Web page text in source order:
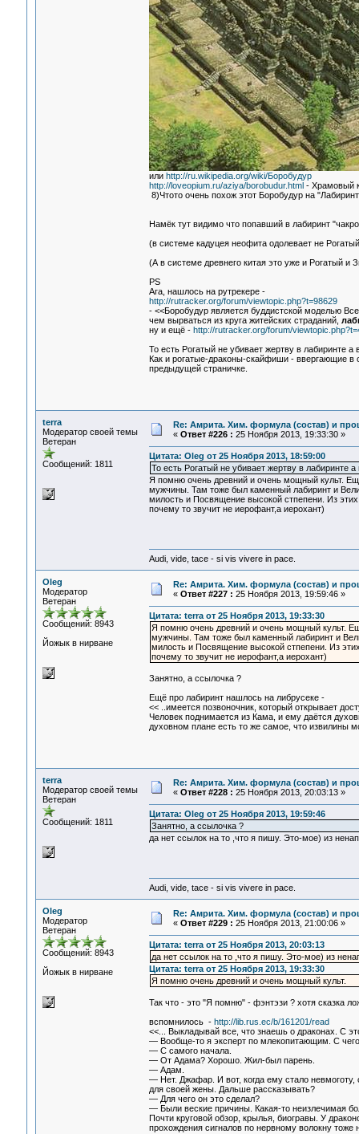
или http://ru.wikipedia.org/wiki/Боробудур
http://loveopium.ru/aziya/borobudur.html - Храмовый
8)Чтото очень похож этот Боробудур на
Намёк тут видимо что попавший в лабиринт
(в системе кадуцея неофита одолевает не
(А в системе древнего китая это уже и Рогатый
PS
Ага, нашлось на рутрекере -
http://rutracker.org/forum/viewtopic.php?t=98629
- <<Боробудур является буддистской моделью
чем вырваться из круга житейских страданий,
ну и ещё - http://rutracker.org/forum/
То есть Рогатый не убивает жертву в лабиринте а
Как и рогатые-драконы-скайфиши - ввергающие в
предыдущей страничке.
terra
Модератор своей темы
Ветеран
Сообщений: 1811
Re: Амрита. Хим. формула (состав) и
« Ответ #226 : 25 Ноября 2013, 19:33:30 »
Цитата: Oleg от 25 Ноября 2013, 18:59:00
То есть Рогатый не убивает жертву в лабиринте
Я помню очень древний и очень мощный культ.
мужчины. Там тоже был каменный лабиринт и
милость и Посвящение высокой стпепени. Из
почему то звучит не иерофант,а иерохант)
Audi, vide, tace - si vis vivere in pace.
Oleg
Модератор
Ветеран
Сообщений: 8943
Йожык в нирване
Re: Амрита. Хим. формула (состав) и
« Ответ #227 : 25 Ноября 2013, 19:59:46 »
Цитата: terra от 25 Ноября 2013, 19:33:30
Я помню очень древний и очень мощный культ.
мужчины. Там тоже был каменный лабиринт и
милость и Посвящение высокой стпепени. Из
почему то звучит не иерофант,а иерохант)
Занятно, а ссылочка ?
Ещё про лабиринт нашлось на либрусеке -
<< ..имеется позвоночник, который открывает
Человек поднимается из Кама, и ему даётся
духовном плане есть то же самое, что извилины
terra
Модератор своей темы
Ветеран
Сообщений: 1811
Re: Амрита. Хим. формула (состав) и
« Ответ #228 : 25 Ноября 2013, 20:03:13 »
Цитата: Oleg от 25 Ноября 2013, 19:59:46
Занятно, а ссылочка ?
да нет ссылок на то ,что я пишу. Это-мое) из
Audi, vide, tace - si vis vivere in pace.
Oleg
Модератор
Ветеран
Сообщений: 8943
Йожык в нирване
Re: Амрита. Хим. формула (состав) и
« Ответ #229 : 25 Ноября 2013, 21:00:06 »
Цитата: terra от 25 Ноября 2013, 20:03:13
да нет ссылок на то ,что я пишу. Это-мое) из
Цитата: terra от 25 Ноября 2013, 19:33:30
Я помню очень древний и очень мощный культ.
Так что - это "Я помню" - фэнтэзи ? хотя сказка
вспомнилось - http://lib.rus.ec/b/161201/read
<<... Выкладывай все, что знаешь о драконах. С
— Вообще-то я эксперт по млекопитающим. С
— С самого начала.
— От Адама? Хорошо. Жил-был парень.
— Адам.
— Нет. Джафар. И вот, когда ему стало невмоготу,
для своей жены. Дальше рассказывать?
— Для чего он это сделал?
— Были веские причины. Какая-то неизлечимая
Почти круговой обзор, крылья, биогравы. У
прохождения сигналов по нервному волокну тоже